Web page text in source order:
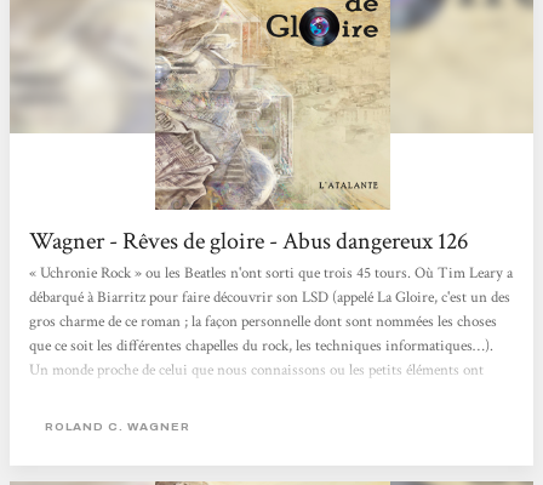
Wagner - Rêves de gloire - Abus dangereux 126
« Uchronie Rock » ou les Beatles n'ont sorti que trois 45 tours. Où Tim Leary a
débarqué à Biarritz pour faire découvrir son LSD (appelé La Gloire, c'est un des
gros charme de ce roman ; la façon personnelle dont sont nommées les choses
que ce soit les différentes chapelles du rock, les techniques informatiques…).
Un monde proche de celui que nous connaissons ou les petits éléments ont
maîtrisé avec un mode narratif particulier fait de très courts « chapitres »
ROLAND C. WAGNER